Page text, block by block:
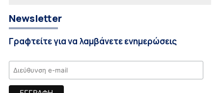
Newsletter
Γραφτείτε για να λαμβάνετε ενημερώσεις